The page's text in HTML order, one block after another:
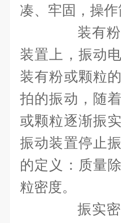
凑、牢固，操作
装有粉
装置上，振动
装有粉或颗粒
拍的振动，随
或颗粒逐渐振
振动装置停止
的定义：质量
粒密度。
振实密